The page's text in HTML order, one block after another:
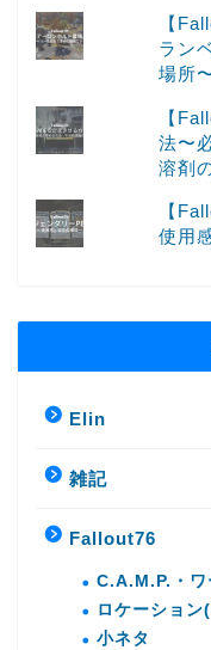
【
ラン
場所
【
法〜
溶剤
【
使用
Elin
雑記
Fallout76
C.A.M.P.・ワ
ロケーション
小ネタ